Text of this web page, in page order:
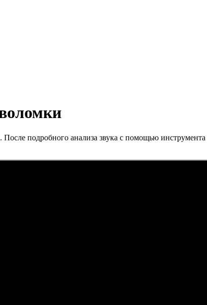
подробного анализа звука с помощью инструмента